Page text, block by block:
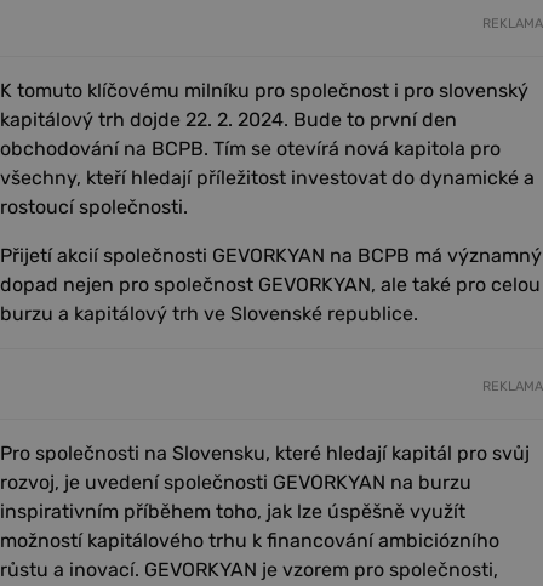
REKLAMA
K tomuto klíčovému milníku pro společnost i pro slovenský
kapitálový trh dojde 22. 2. 2024. Bude to první den
obchodování na BCPB. Tím se otevírá nová kapitola pro
všechny, kteří hledají příležitost investovat do dynamické a
rostoucí společnosti.
Přijetí akcií společnosti GEVORKYAN na BCPB má významný
dopad nejen pro společnost GEVORKYAN, ale také pro celou
burzu a kapitálový trh ve Slovenské republice.
REKLAMA
Pro společnosti na Slovensku, které hledají kapitál pro svůj
rozvoj, je uvedení společnosti GEVORKYAN na burzu
inspirativním příběhem toho, jak lze úspěšně využít
možností kapitálového trhu k financování ambiciózního
růstu a inovací. GEVORKYAN je vzorem pro společnosti,